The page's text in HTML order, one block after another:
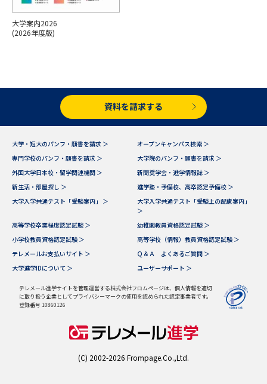
新増設大学・学部・学科特集
国際・グローバルに強い大学特
集
データサイエンス特集 奨学金・特待生制度特集
デジタルパンフレット 進路の３択
新学年スタート号特集ページ
新学年スタート号特集ページ
（高2生用）
SELFBRAND特集ページ
オープンキャンパスなどを調べる
オープンキャンパス検索 実施プログラムから探す
来場型・Web型イベント特集 夢ナビライブ
大学案内2026
(2026年度版)
資料を請求する
大学・短大のパンフ・願書を請求 ＞
オープンキャンパス検索 ＞
専門学校のパンフ・願書を請求 ＞
大学院のパンフ・願書を請求 ＞
外国大学日本校・留学関連機関 ＞
新聞奨学会・進学情報誌 ＞
新生活・部屋探し ＞
進学塾・予備校、高卒認定予備校 ＞
大学入学共通テスト「受験案内」 ＞
大学入学共通テスト「受験上の配慮案内」
＞
高等学校卒業程度認定試験 ＞
幼稚園教員資格認定試験 ＞
小学校教員資格認定試験 ＞
高等学校（情報）教員資格認定試験 ＞
テレメールお支払いサイト ＞
Ｑ＆Ａ よくあるご質問 ＞
大学進学IDについて ＞
ユーザーサポート ＞
テレメール進学サイトを管理運営する株式会社フロムページは、個人情報を適切
に取り扱う企業としてプライバシーマークの使用を認められた認定事業者です。
登録番号 10860126
(C) 2002-2026 Frompage.Co.,Ltd.